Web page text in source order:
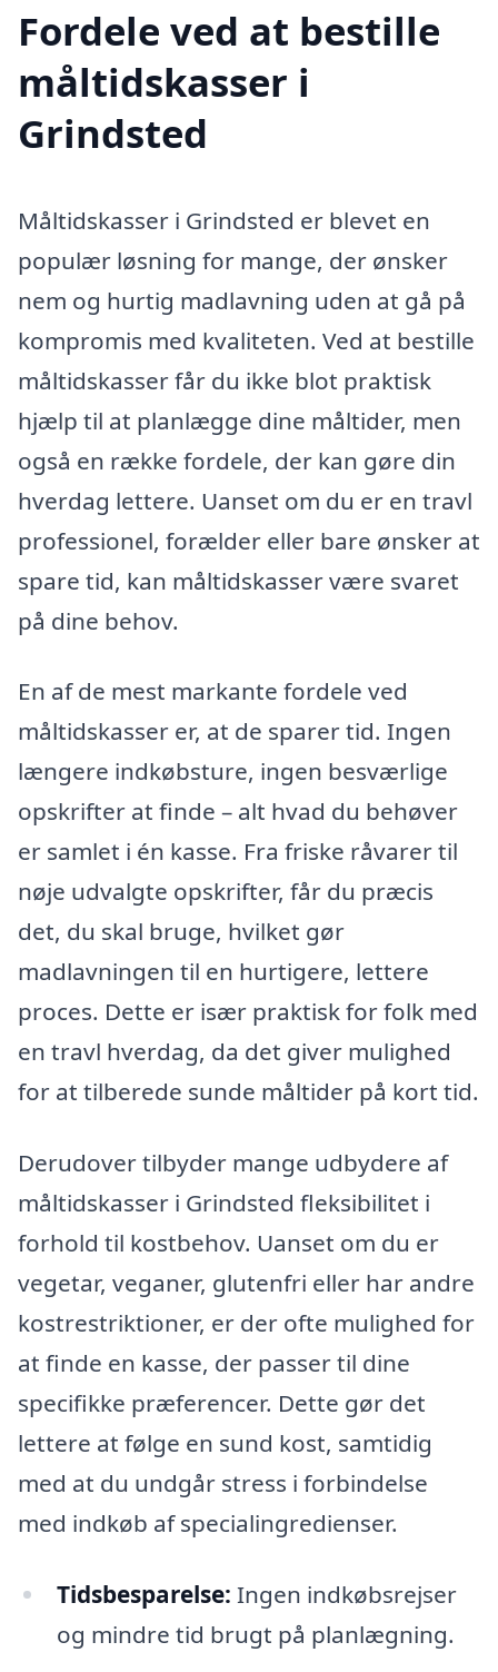
Fordele ved at bestille
måltidskasser i
Grindsted
Måltidskasser i Grindsted er blevet en
populær løsning for mange, der ønsker
nem og hurtig madlavning uden at gå på
kompromis med kvaliteten. Ved at bestille
måltidskasser får du ikke blot praktisk
hjælp til at planlægge dine måltider, men
også en række fordele, der kan gøre din
hverdag lettere. Uanset om du er en travl
professionel, forælder eller bare ønsker at
spare tid, kan måltidskasser være svaret
på dine behov.
En af de mest markante fordele ved
måltidskasser er, at de sparer tid. Ingen
længere indkøbsture, ingen besværlige
opskrifter at finde – alt hvad du behøver
er samlet i én kasse. Fra friske råvarer til
nøje udvalgte opskrifter, får du præcis
det, du skal bruge, hvilket gør
madlavningen til en hurtigere, lettere
proces. Dette er især praktisk for folk med
en travl hverdag, da det giver mulighed
for at tilberede sunde måltider på kort tid.
Derudover tilbyder mange udbydere af
måltidskasser i Grindsted fleksibilitet i
forhold til kostbehov. Uanset om du er
vegetar, veganer, glutenfri eller har andre
kostrestriktioner, er der ofte mulighed for
at finde en kasse, der passer til dine
specifikke præferencer. Dette gør det
lettere at følge en sund kost, samtidig
med at du undgår stress i forbindelse
med indkøb af specialingredienser.
Tidsbesparelse: Ingen indkøbsrejser
og mindre tid brugt på planlægning.